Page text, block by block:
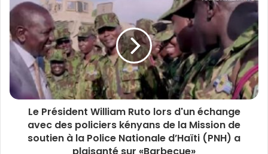
Le Président William Ruto lors d'un échange
avec des policiers kényans de la Mission de
soutien à la Police Nationale d’Haïti (PNH) a